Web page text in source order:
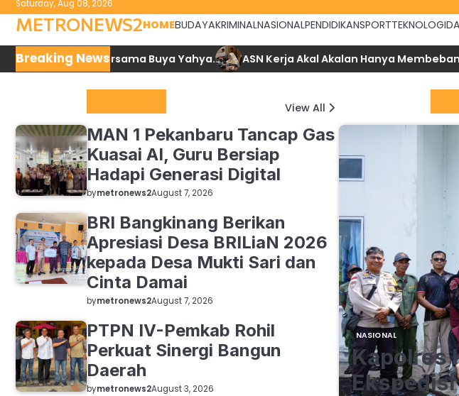
to
content
Saturday, Aug 08, 2026
METRONEWS2HOMEBUDAYAKRIMINALNASIONALPENDIDIKANSPORTTEKNOLOGI
Breaking News
SAW bersama Buya Yahya. ASN Kerja Akal Akalan Hanya Membebani
NASIONAL
Kapolres
View All
MAN 1 Pekanbaru Tancap Gas
Kuasai AI, Guru Bersiap
Hadapi Generasi Digital
bymetronews2August 7, 2026
BRI Bangkinang Berikan
Apresiasi Desa BRILiaN 2026
kepada Desa Mukti Sari dan
Cinta Damai
bymetronews2August 7, 2026
PTPN IV-Pemkab Rohil
Perkuat Sinergi Bangun
Daerah
bymetronews2August 3, 2026